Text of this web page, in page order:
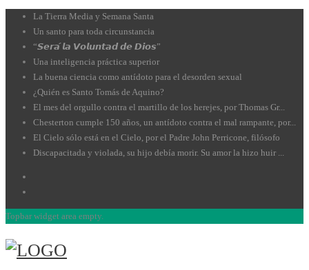
La Tierra Media y Semana Santa
Un santo para toda circunstancia
“𝙎𝙚𝙧𝙖́ 𝙡𝙖 𝙑𝙤𝙡𝙪𝙣𝙩𝙖𝙙 𝙙𝙚 𝘿𝙞𝙤𝙨”
Una inteligencia práctica superior
La buena ciencia como antídoto para el desorden sexual
¿Quién es Santo Tomás de Aquino?
El mes del orgullo contra el martillo de los herejes, por Thomas Gr...
Chesterton cumple 150 años, un antídoto contra el mal rampante, por...
El Cielo sólo está en el Cielo, por el Padre John Perricone, filósofo
Discapacitada y violada, su hijo debía morir. Su amor la hizo huir ...
Topbar widget area empty.